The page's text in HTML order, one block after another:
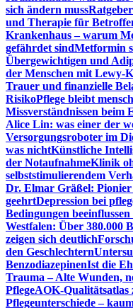
sich ändern muss
und Therapie für
Krankenhaus – warum
gefährdet sindMetformin
Übergewichtigen und
der Menschen mit Lewy-
Trauer und finanzielle
RisikoPflege bleibt
Missverständnissen beim
Alice Lin: was einer der
Versorgungsroboter im
was nichtKünstliche
der NotaufnahmeKlinik
selbststimulierendem
Dr. Elmar Gräßel:
geehrtDepression bei
Bedingungen
Westfalen: Über 380.000
zeigen sich deutlich
den Geschlechtern
BenzodiazepinenIst die
Trauma – Alte Wunden,
PflegeAOK-Qualitätsatlas
Pflegeunterschiede –